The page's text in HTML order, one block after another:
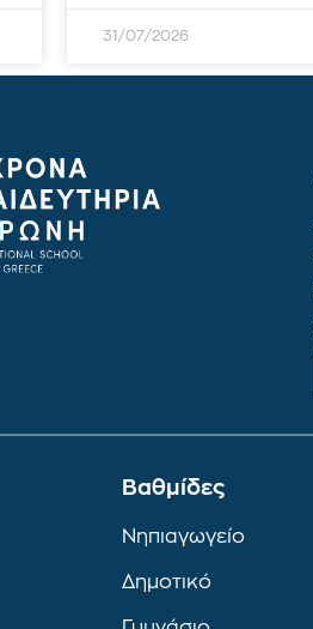
31/07/2026
Βαθμίδες
Νηπιαγωγείο
Δημοτικό